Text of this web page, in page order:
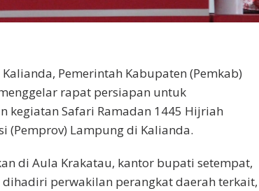
Pemerintah Kabupaten (Pemkab)
rapat persiapan untuk
kegiatan Safari Ramadan 1445 Hijriah
(Pemprov) Lampung di Kalianda.
di Aula Krakatau, kantor bupati setempat,
dihadiri perwakilan perangkat daerah terkait,